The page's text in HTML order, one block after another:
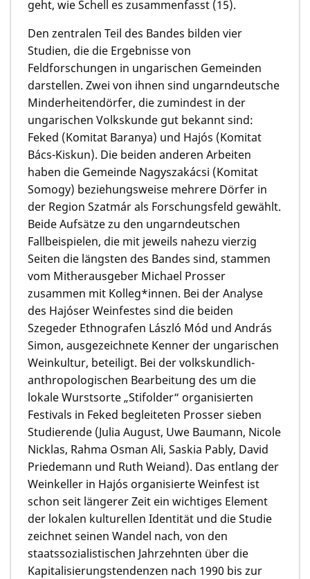
geht, wie Schell es zusammenfasst (15).
Den zentralen Teil des Bandes bilden vier
Studien, die die Ergebnisse von
Feldforschungen in ungarischen Gemeinden
darstellen. Zwei von ihnen sind ungarndeutsche
Minderheitendörfer, die zumindest in der
ungarischen Volkskunde gut bekannt sind:
Feked (Komitat Baranya) und Hajós (Komitat
Bács-Kiskun). Die beiden anderen Arbeiten
haben die Gemeinde Nagyszakácsi (Komitat
Somogy) beziehungsweise mehrere Dörfer in
der Region Szatmár als Forschungsfeld gewählt.
Beide Aufsätze zu den ungarndeutschen
Fallbeispielen, die mit jeweils nahezu vierzig
Seiten die längsten des Bandes sind, stammen
vom Mitherausgeber Michael Prosser
zusammen mit Kolleg*innen. Bei der Analyse
des Hajóser Weinfestes sind die beiden
Szegeder Ethnografen László Mód und András
Simon, ausgezeichnete Kenner der ungarischen
Weinkultur, beteiligt. Bei der volkskundlich-
anthropologischen Bearbeitung des um die
lokale Wurstsorte „Stifolder“ organisierten
Festivals in Feked begleiteten Prosser sieben
Studierende (Julia August, Uwe Baumann, Nicole
Nicklas, Rahma Osman Ali, Saskia Pably, David
Priedemann und Ruth Weiand). Das entlang der
Weinkeller in Hajós organisierte Weinfest ist
schon seit längerer Zeit ein wichtiges Element
der lokalen kulturellen Identität und die Studie
zeichnet seinen Wandel nach, von den
staatssozialistischen Jahrzehnten über die
Kapitalisierungstendenzen nach 1990 bis zur